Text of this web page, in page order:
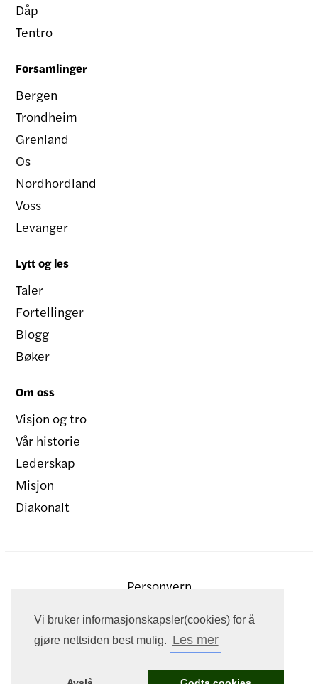
Vi bruker informasjonskapsler(cookies) for å
gjøre nettsiden best mulig. Les mer
Dåp
Tentro
Forsamlinger
Bergen
Trondheim
Grenland
Os
Nordhordland
Voss
Levanger
Lytt og les
Taler
Fortellinger
Blogg
Bøker
Om oss
Visjon og tro
Vår historie
Lederskap
Misjon
Diakonalt
Personvern